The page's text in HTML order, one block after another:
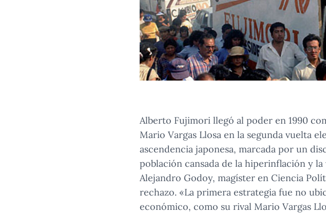
Alberto Fujimori llegó al poder en 1990
Mario Vargas Llosa en la segunda vuelta
ascendencia japonesa, marcada por un
población cansada de la hiperinflación y
Alejandro Godoy, magíster en Ciencia
rechazo. «La primera estrategia fue no
económico, como su rival Mario Vargas